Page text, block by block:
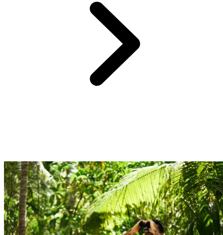
Profitez d'une sélection d'adresses raffinées et traditionnelles pour un
circuit complètement immergé.